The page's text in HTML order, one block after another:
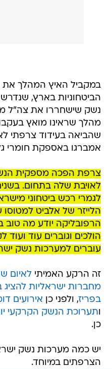
במקביל האיץ המהלך את
הביטחוניות בארץ,
נשק שישחררו את צה"ל
מהלך שראינו מואץ
שהביאה בעידוד צרפתי
אמברגו באספקת חומרי
צרפת הפכה מספקית
לאויבת שלה בתחום.
לגמרי רכש ביטחוני
הלייזר של אלביט
הרפובליקה יודע מה טוב
הולכים וגוברים עוד
עוברים למערכות נשק
זה הרקע האמיתילאיום
מחברות ישראליות להציג
בפריז, ולפני כן אירועים
ותערוכת הנשק הקרקעי
כן.
יש כמה מערכות נשק
הצרפתים במיוחד.